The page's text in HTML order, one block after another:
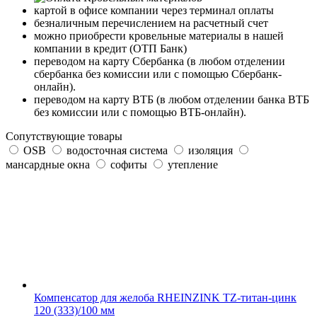
картой в офисе компании через терминал оплаты
безналичным перечислением на расчетный счет
можно приобрести кровельные материалы в нашей
компании в кредит (ОТП Банк)
переводом на карту Сбербанка (в любом отделении
сбербанка без комиссии или с помощью Сбербанк-
онлайн).
переводом на карту ВТБ (в любом отделении банка ВТБ
без комиссии или с помощью ВТБ-онлайн).
Сопутствующие товары
OSB
водосточная система
изоляция
мансардные окна
софиты утепление
Компенсатор для желоба RHEINZINK TZ-титан-цинк
120 (333)/100 мм